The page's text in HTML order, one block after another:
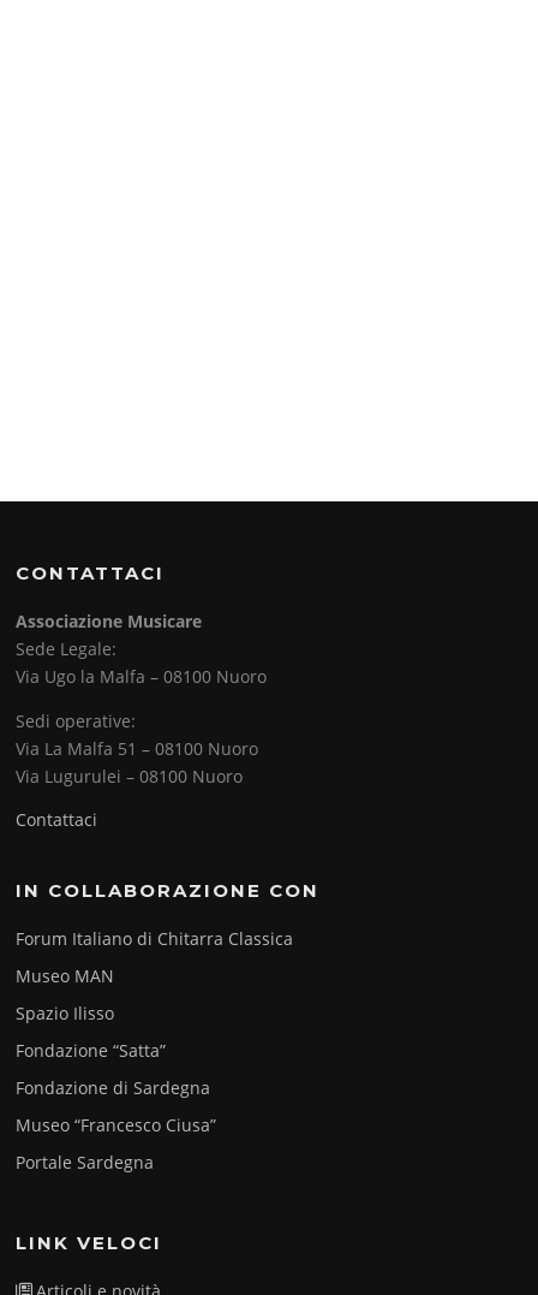
CONTATTACI
Associazione Musicare
Sede Legale:
Via Ugo la Malfa – 08100 Nuoro
Sedi operative:
Via La Malfa 51 – 08100 Nuoro
Via Lugurulei – 08100 Nuoro
Contattaci
IN COLLABORAZIONE CON
Forum Italiano di Chitarra Classica
Museo MAN
Spazio Ilisso
Fondazione “Satta”
Fondazione di Sardegna
Museo “Francesco Ciusa”
Portale Sardegna
LINK VELOCI
Articoli e novità